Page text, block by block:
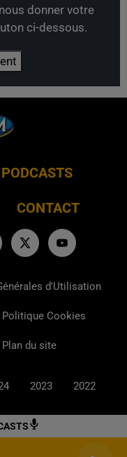
donner votre
ci-dessous.
PODCASTS
CONTACT
d'Utilisation
Politique Cookies
Plan du site
2023 2022